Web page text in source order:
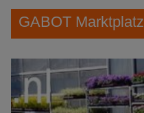
GABOT Marktplatz